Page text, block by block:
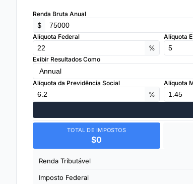
Renda Bruta Anual
$
Alíquota Federal
%
Alíquota
Exibir Resultados Como
Alíquota da Previdência Social
%
Alíquota
TOTAL DE IMPOSTOS
$0
Renda Tributável
Imposto Federal